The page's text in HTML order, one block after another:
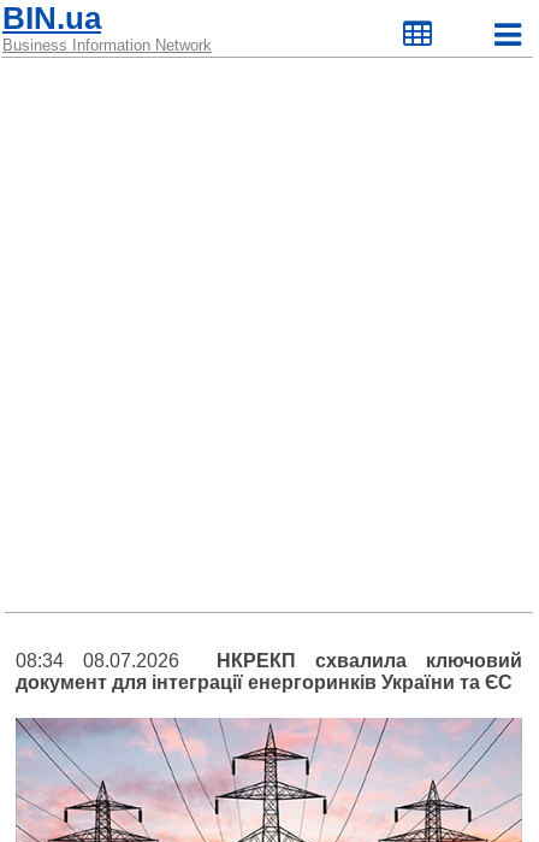
BIN.ua
Business Information Network
08:34 08.07.2026
НКРЕКП схвалила ключовий
документ для інтеграції енергоринків України та ЄС